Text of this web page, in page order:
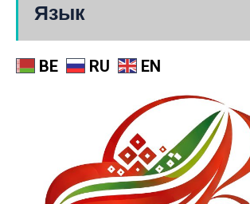
Язык
BE RU EN